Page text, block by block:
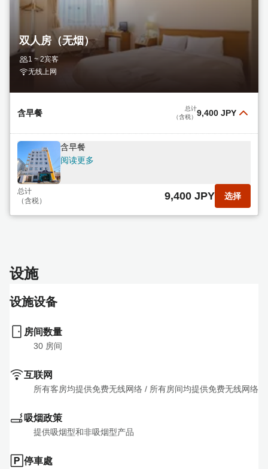
双人房（无烟）
1 ~ 2宾客
无线上网
含早餐
总计
（含税） 9,400 JPY
含早餐
阅读更多
总计
（含税）
9,400 JPY 选择
设施
设施设备
房间数量
30 房间
互联网
所有客房均提供免费无线网络 / 所有房间均提供免费无线网络
吸烟政策
提供吸烟型和非吸烟型产品
停車處